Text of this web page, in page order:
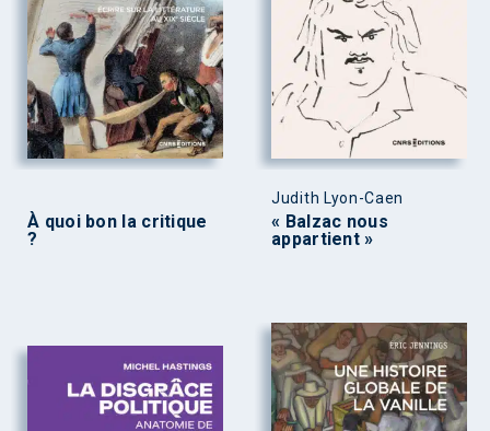
À quoi bon la critique
?
Judith Lyon-Caen
« Balzac nous
appartient »